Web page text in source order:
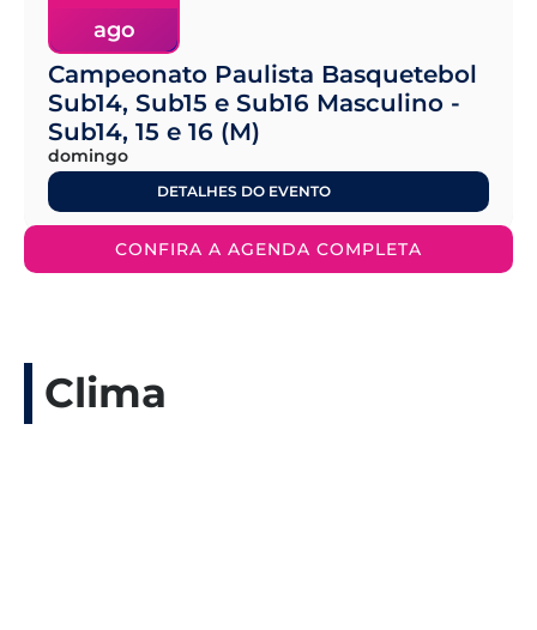
ago
Campeonato Paulista Basquetebol
Sub14, Sub15 e Sub16 Masculino -
Sub14, 15 e 16 (M)
domingo
DETALHES DO EVENTO
CONFIRA A AGENDA COMPLETA
Clima